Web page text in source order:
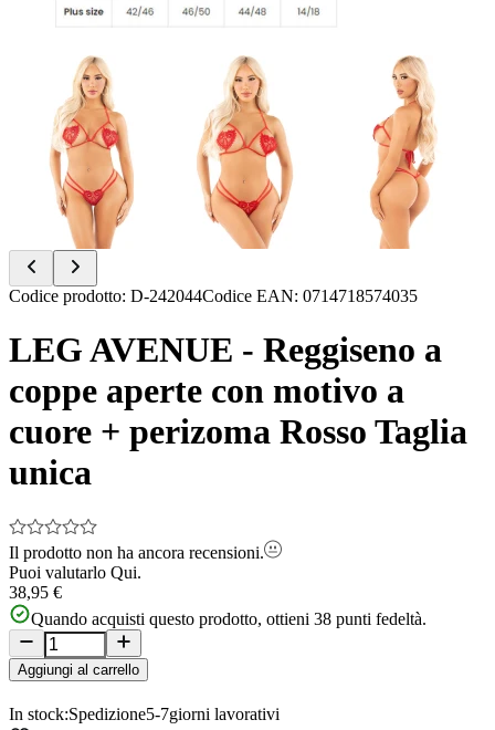
Item
of
Codice prodotto: D-242044Codice EAN: 0714718574035
LEG AVENUE - Reggiseno a
coppe aperte con motivo a
cuore + perizoma Rosso Taglia
unica
Il prodotto non ha ancora recensioni.
Puoi valutarlo Qui.
38,95 €
Quando acquisti questo prodotto, ottieni 38 punti fedeltà.
Aggiungi al carrello
In stock:Spedizione5-7giorni lavorativi